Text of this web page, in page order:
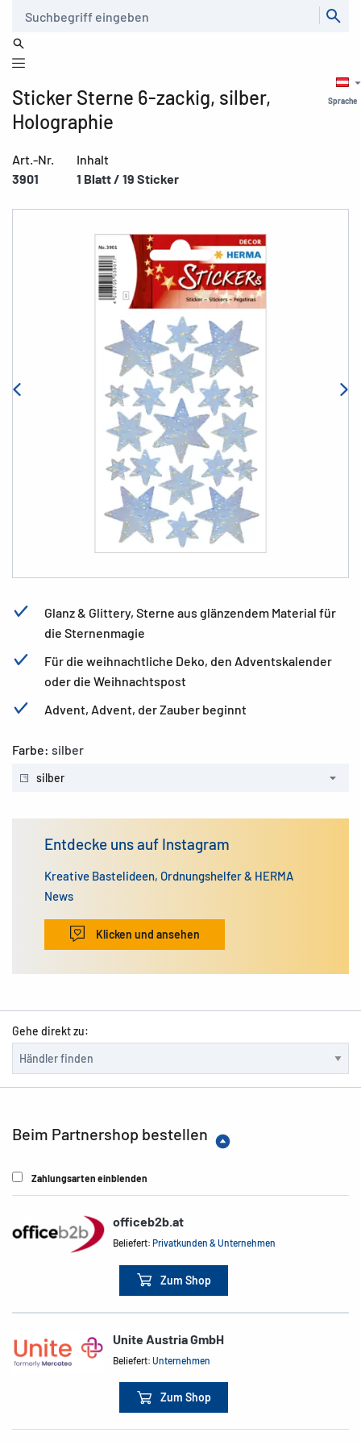
Sprache
Sticker Sterne 6-zackig, silber,
Holographie
Art.-Nr.
3901
Inhalt
1 Blatt / 19 Sticker
Glanz & Glittery, Sterne aus glänzendem Material für
die Sternenmagie
Für die weihnachtliche Deko, den Adventskalender
oder die Weihnachtspost
Advent, Advent, der Zauber beginnt
Farbe: silber
silber
Entdecke uns auf Instagram
Kreative Bastelideen, Ordnungshelfer & HERMA
News
Klicken und ansehen
Gehe direkt zu:
Beim Partnershop bestellen
Zahlungsarten einblenden
officeb2b.at
Beliefert:Privatkunden & Unternehmen
Zum Shop
Unite Austria GmbH
Beliefert:Unternehmen
Zum Shop